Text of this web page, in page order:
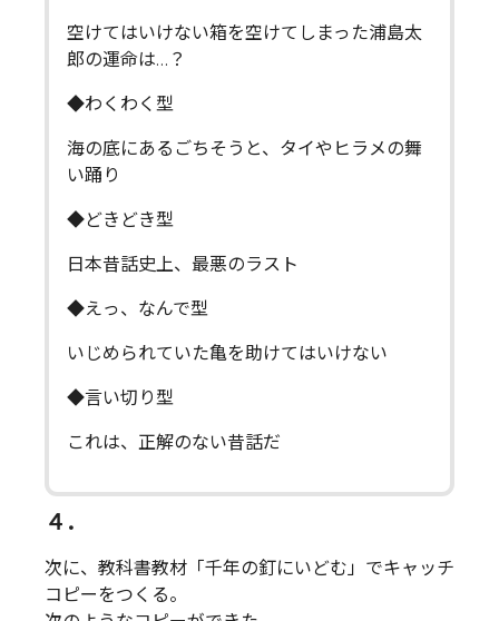
空けてはいけない箱を空けてしまった浦島太
郎の運命は…？
◆わくわく型
海の底にあるごちそうと、タイやヒラメの舞
い踊り
◆どきどき型
日本昔話史上、最悪のラスト
◆えっ、なんで型
いじめられていた亀を助けてはいけない
◆言い切り型
これは、正解のない昔話だ
４．
次に、教科書教材「千年の釘にいどむ」でキャッチ
コピーをつくる。